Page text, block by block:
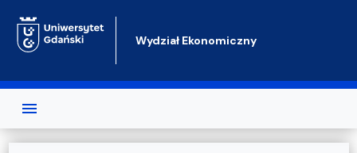
Wydział Ekonomiczny